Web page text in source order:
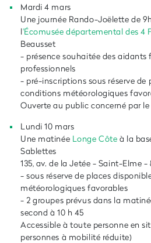
Mardi 4 mars
Une journée Rando-Joëlette de
l'Écomusée départemental des 4
Beausset
- présence souhaitée des
professionnels
- pré-inscriptions sous réserve de
conditions météorologiques f
Ouverte au public concerné par
Lundi 10 mars
Une matinée Longe Côte à la
Sablettes
135, av. de la Jetée - Saint-Elme
- sous réserve de places
météorologiques favorables
- 2 groupes prévus dans la
second à 10 h 45
Accessible à toute personne en
personnes à mobilité réduite)